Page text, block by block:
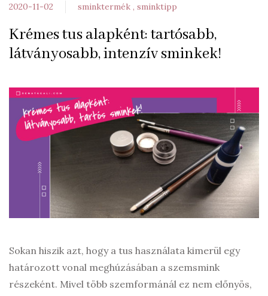
2020-11-02 sminktermék sminktipp
Krémes tus alapként: tartósabb,
látványosabb, intenzív sminkek!
Sokan hiszik azt, hogy a tus használata kimerül egy
határozott vonal meghúzásában a szemsmink
részeként. Mivel több szemformánál ez nem előnyös,